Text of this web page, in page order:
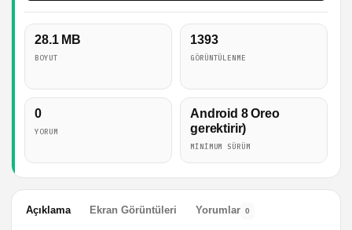
28.1 MB
BOYUT
1393
GÖRÜNTÜLENME
0
YORUM
Android 8 Oreo
gerektirir)
MINIMUM SÜRÜM
Açıklama Ekran Görüntüleri Yorumlar 0